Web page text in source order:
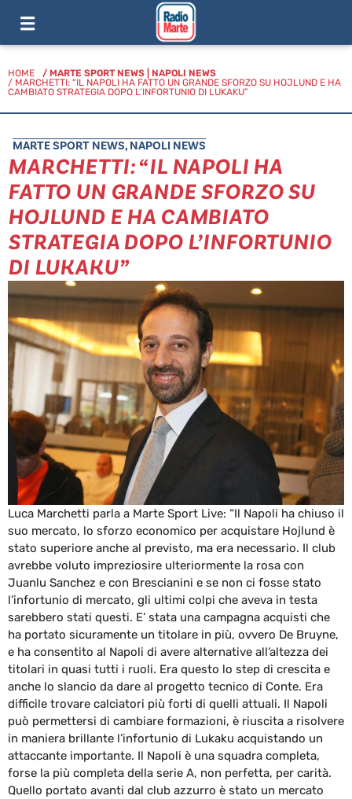
HOME / MARTE SPORT NEWS
NAPOLI NEWS
/ MARCHETTI: “IL NAPOLI HA FATTO UN GRANDE SFORZO SU HOJLUND E HA
CAMBIATO STRATEGIA DOPO L’INFORTUNIO DI LUKAKU”
MARTE SPORT NEWS, NAPOLI NEWS
MARCHETTI: “IL NAPOLI HA
FATTO UN GRANDE SFORZO SU
HOJLUND E HA CAMBIATO
STRATEGIA DOPO L’INFORTUNIO
DI LUKAKU”
Luca Marchetti parla a Marte Sport Live: “Il Napoli ha chiuso il
suo mercato, lo sforzo economico per acquistare Hojlund è
stato superiore anche al previsto, ma era necessario. Il club
avrebbe voluto impreziosire ulteriormente la rosa con
Juanlu Sanchez e con Brescianini e se non ci fosse stato
l’infortunio di mercato, gli ultimi colpi che aveva in testa
sarebbero stati questi. E’ stata una campagna acquisti che
ha portato sicuramente un titolare in più, ovvero De Bruyne,
e ha consentito al Napoli di avere alternative all’altezza dei
titolari in quasi tutti i ruoli. Era questo lo step di crescita e
anche lo slancio da dare al progetto tecnico di Conte. Era
difficile trovare calciatori più forti di quelli attuali. Il Napoli
può permettersi di cambiare formazioni, è riuscita a risolvere
in maniera brillante l’infortunio di Lukaku acquistando un
attaccante importante. Il Napoli è una squadra completa,
forse la più completa della serie A, non perfetta, per carità.
Quello portato avanti dal club azzurro è stato un mercato